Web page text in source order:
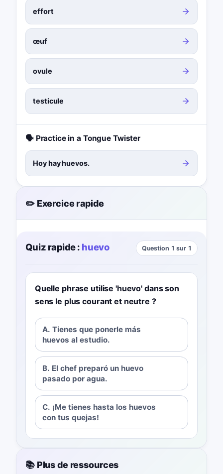
effort
œuf
ovule
testicule
🗣️ Practice in a Tongue Twister
Hoy hay huevos.
✏️ Exercice rapide
Quiz rapide : huevo Question 1 sur 1
Quelle phrase utilise 'huevo' dans son
sens le plus courant et neutre ?
A. Tienes que ponerle más
huevos al estudio.
B. El chef preparó un huevo
pasado por agua.
C. ¡Me tienes hasta los huevos
con tus quejas!
📚 Plus de ressources